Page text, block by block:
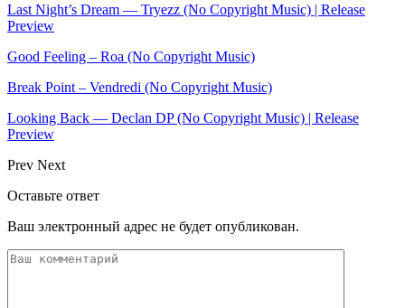
Last Night’s Dream — Tryezz (No Copyright Music) | Release
Preview
Good Feeling – Roa (No Copyright Music)
Break Point – Vendredi (No Copyright Music)
Looking Back — Declan DP (No Copyright Music) | Release
Preview
Prev Next
Оставьте ответ
Ваш электронный адрес не будет опубликован.